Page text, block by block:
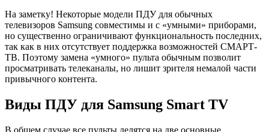
На заметку! Некоторые модели ПДУ для обычных
телевизоров Samsung совместимы и с «умными» приборами,
но существенно ограничивают функциональность последних,
так как в них отсутствует поддержка возможностей СМАРТ-
ТВ. Поэтому замена «умного» пульта обычным позволит
просматривать телеканалы, но лишит зрителя немалой части
привычного контента.
Виды ПДУ для Samsung Smart TV